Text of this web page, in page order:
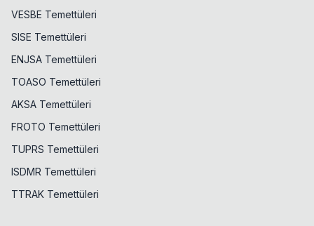
VESBE Temettüleri
SISE Temettüleri
ENJSA Temettüleri
TOASO Temettüleri
AKSA Temettüleri
FROTO Temettüleri
TUPRS Temettüleri
ISDMR Temettüleri
TTRAK Temettüleri